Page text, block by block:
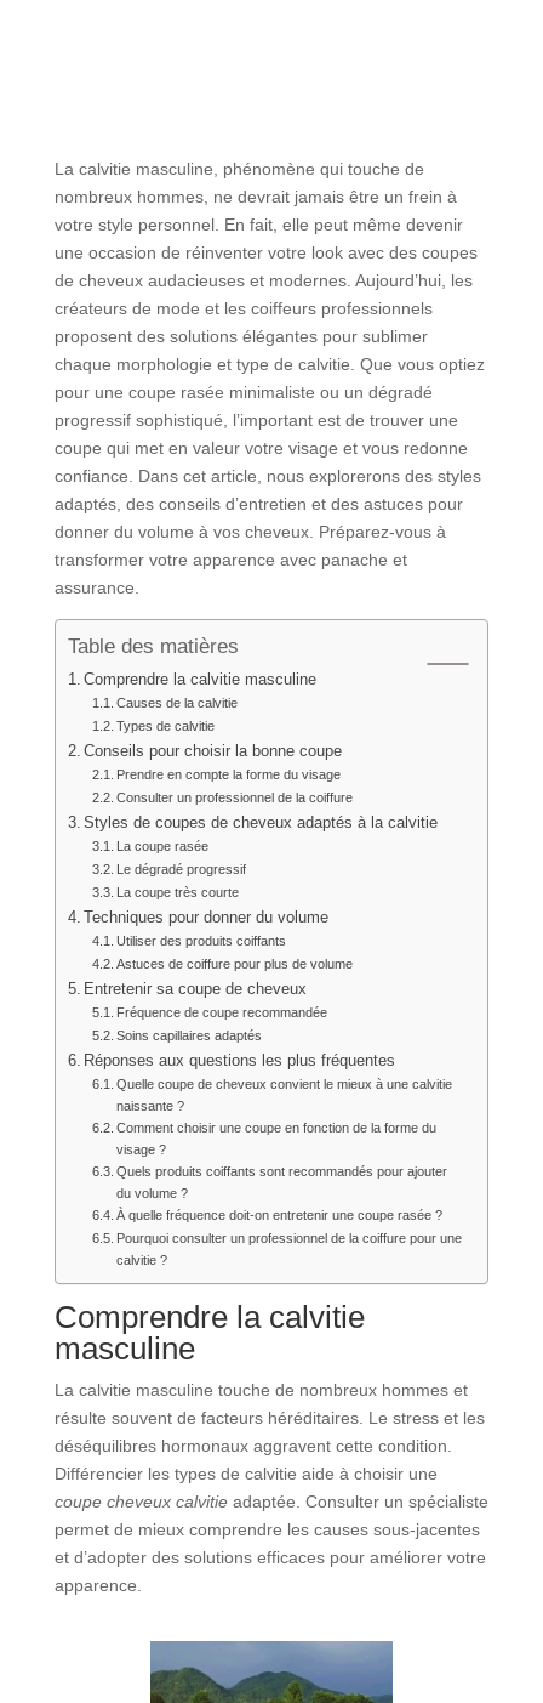
La calvitie masculine, phénomène qui touche de
nombreux hommes, ne devrait jamais être un frein à
votre style personnel. En fait, elle peut même devenir
une occasion de réinventer votre look avec des coupes
de cheveux audacieuses et modernes. Aujourd’hui, les
créateurs de mode et les coiffeurs professionnels
proposent des solutions élégantes pour sublimer
chaque morphologie et type de calvitie. Que vous optiez
pour une coupe rasée minimaliste ou un dégradé
progressif sophistiqué, l’important est de trouver une
coupe qui met en valeur votre visage et vous redonne
confiance. Dans cet article, nous explorerons des styles
adaptés, des conseils d’entretien et des astuces pour
donner du volume à vos cheveux. Préparez-vous à
transformer votre apparence avec panache et
assurance.
Table des matières
Comprendre la calvitie masculine
Causes de la calvitie
Types de calvitie
Conseils pour choisir la bonne coupe
Prendre en compte la forme du visage
Consulter un professionnel de la coiffure
Styles de coupes de cheveux adaptés à la calvitie
La coupe rasée
Le dégradé progressif
La coupe très courte
Techniques pour donner du volume
Utiliser des produits coiffants
Astuces de coiffure pour plus de volume
Entretenir sa coupe de cheveux
Fréquence de coupe recommandée
Soins capillaires adaptés
Réponses aux questions les plus fréquentes
Quelle coupe de cheveux convient le mieux à une calvitie
naissante ?
Comment choisir une coupe en fonction de la forme du
visage ?
Quels produits coiffants sont recommandés pour ajouter
du volume ?
À quelle fréquence doit-on entretenir une coupe rasée ?
Pourquoi consulter un professionnel de la coiffure pour une
calvitie ?
Comprendre la calvitie
masculine
La calvitie masculine touche de nombreux hommes et
résulte souvent de facteurs héréditaires. Le stress et les
déséquilibres hormonaux aggravent cette condition.
Différencier les types de calvitie aide à choisir une
coupe cheveux calvitieadaptée. Consulter un spécialiste
permet de mieux comprendre les causes sous-jacentes
et d’adopter des solutions efficaces pour améliorer votre
apparence.